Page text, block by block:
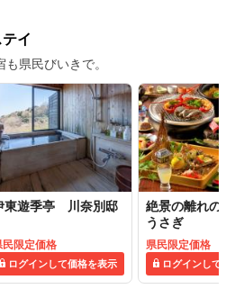
イ
県民びいきで。
東遊季亭 川奈別邸
民限定価格
ログインして価格を表示
絶景の離れ
うさぎ
県民限定価格
ログインして